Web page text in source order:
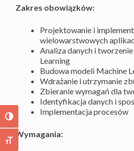
TOGGLE HIGH CONTRAST
TOGGLE FONT SIZE
Zakres obowiązków:
Projektowanie i
wielowarstwowych
Analiza danych i
Learning
Budowa modeli Machine
Wdrażanie i utrzymanie
Zbieranie wymagań dla
Identyfikacja danych i
Implementacja procesów
Wymagania: